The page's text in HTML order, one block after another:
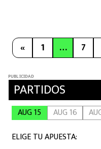
« 1 … 7